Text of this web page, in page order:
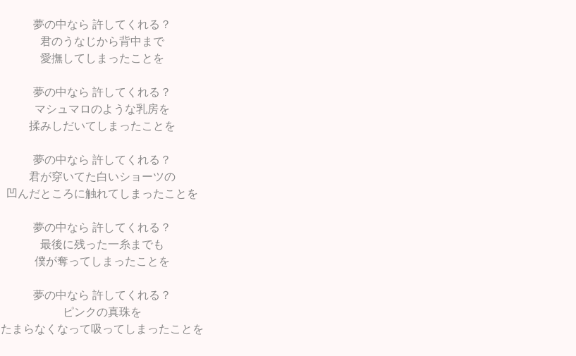
夢の中なら 許してくれる？
君のうなじから背中まで
愛撫してしまったことを
夢の中なら 許してくれる？
マシュマロのような乳房を
揉みしだいてしまったことを
夢の中なら 許してくれる？
君が穿いてた白いショーツの
凹んだところに触れてしまったことを
夢の中なら 許してくれる？
最後に残った一糸までも
僕が奪ってしまったことを
夢の中なら 許してくれる？
ピンクの真珠を
たまらなくなって吸ってしまったことを